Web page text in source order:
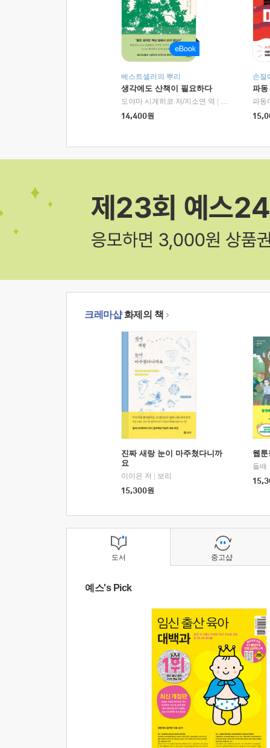
베스트셀러의 뿌리
생각에도 산책이 필요하다
도야마 시게히코 저/지소연 역
알에이치코리
14,400원
손절
파동
파동
크레마샵화제의 책
진짜 새랑 눈이 마주쳤다니까
요
이이은 저
보리
15,300원
웹
돌배
도서
예스's Pick
중고샵